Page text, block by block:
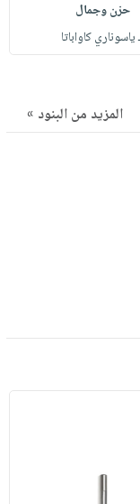
حزن وجمال
ياسوناري كاواباتا
المزيد من البنود »